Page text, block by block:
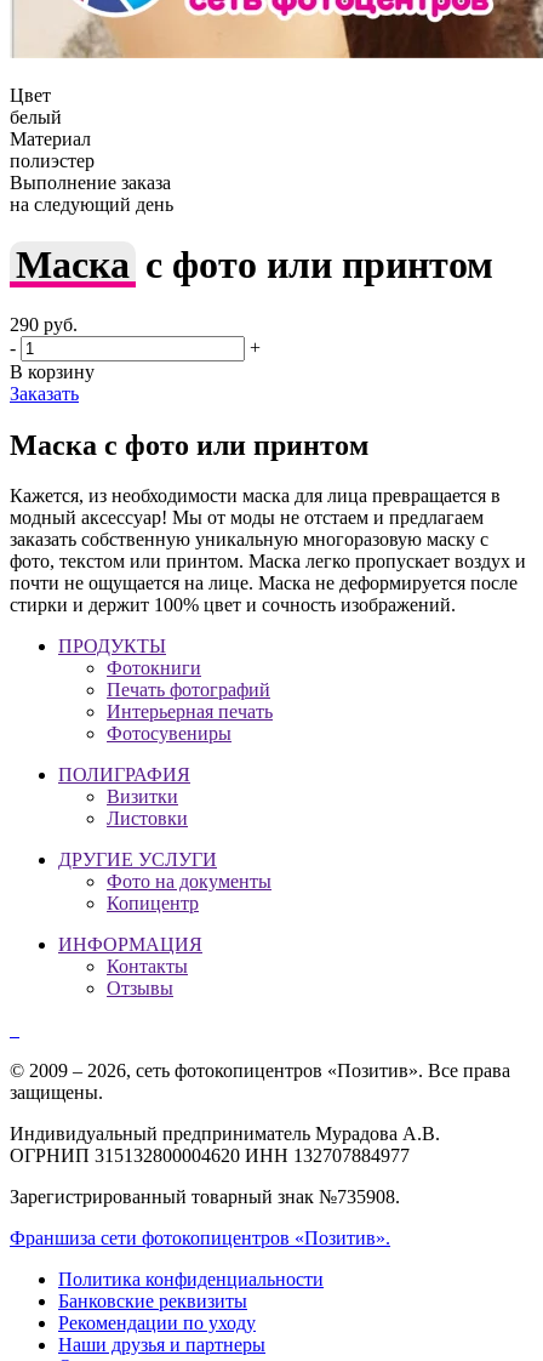
Цвет
белый
Материал
полиэстер
Выполнение заказа
на следующий день
Маска с фото или принтом
290 руб.
-
+
В корзину
Заказать
Маска с фото или принтом
Кажется, из необходимости маска для лица превращается в
модный аксессуар! Мы от моды не отстаем и предлагаем
заказать собственную уникальную многоразовую маску с
фото, текстом или принтом. Маска легко пропускает воздух и
почти не ощущается на лице. Маска не деформируется после
стирки и держит 100% цвет и сочность изображений.
ПРОДУКТЫ
Фотокниги
Печать фотографий
Интерьерная печать
Фотосувениры
ПОЛИГРАФИЯ
Визитки
Листовки
ДРУГИЕ УСЛУГИ
Фото на документы
Копицентр
ИНФОРМАЦИЯ
Контакты
Отзывы
© 2009 – 2026, сеть фотокопицентров «Позитив». Все права
защищены.
Индивидуальный предприниматель Мурадова А.В.
ОГРНИП 315132800004620 ИНН 132707884977
Зарегистрированный товарный знак №735908.
Франшиза сети фотокопицентров «Позитив».
Политика конфиденциальности
Банковские реквизиты
Рекомендации по уходу
Наши друзья и партнеры